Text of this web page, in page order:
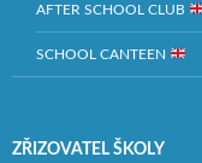
AFTER SCHOOL CLUB
SCHOOL CANTEEN
ZŘIZOVATEL ŠKOLY